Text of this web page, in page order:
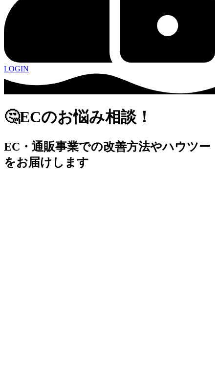
LOGIN
🤔ECのお悩み相談！
EC・通販事業での改善方法やハウツー
をお届けします